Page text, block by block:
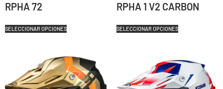
RPHA 72
SELECCIONAR OPCIONES
RPHA 1 V2 CARBON
SELECCIONAR OPCIONES